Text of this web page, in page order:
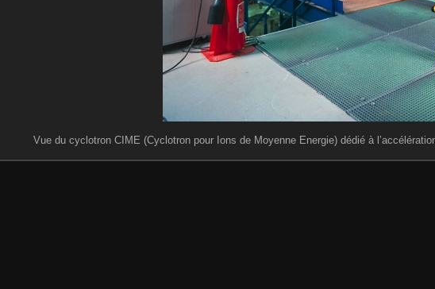
Vue du cyclotron CIME (Cyclotron pour Ions de Moyenne Energie) dédié à